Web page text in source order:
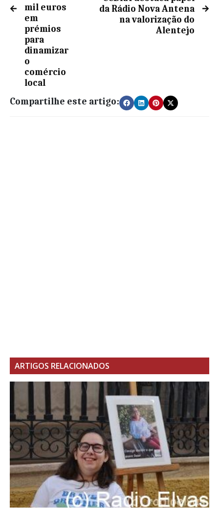
mil euros
em
prémios
para
dinamizar
o
comércio
local
da Rádio Nova Antena
na valorização do
Alentejo
Compartilhe este artigo:
ARTIGOS RELACIONADOS